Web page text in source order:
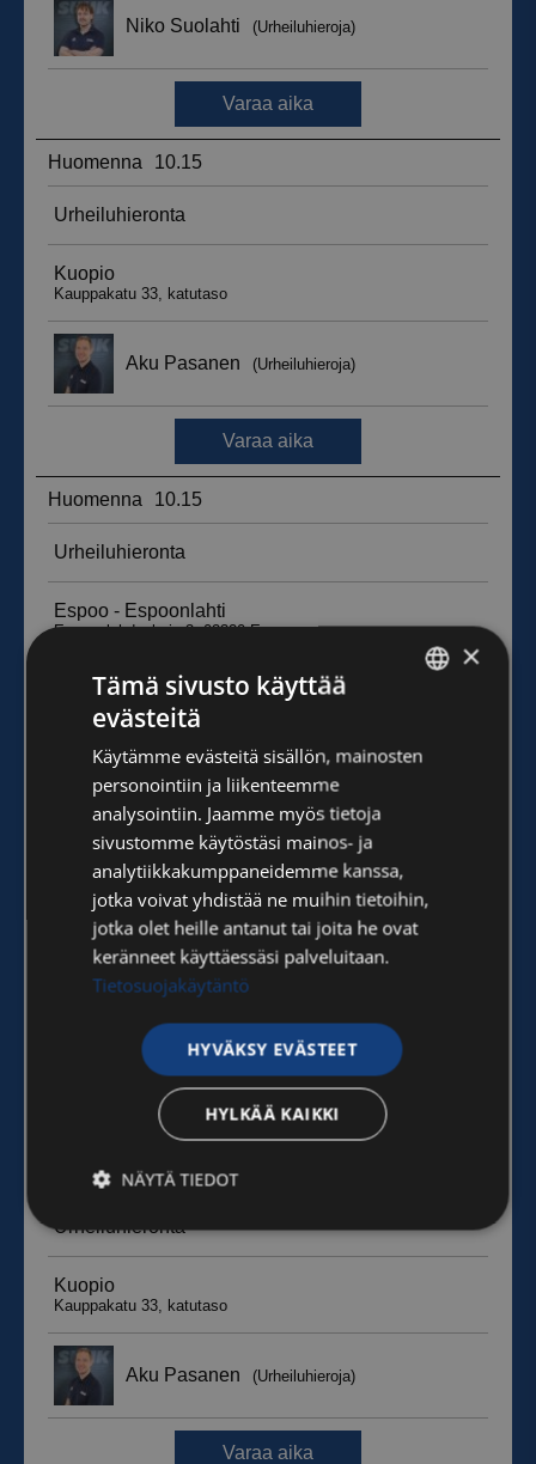
ENGLISH
×
Tämä sivusto käyttää
evästeitä
Käytämme evästeitä sisällön, mainosten
personointiin ja liikenteemme
analysointiin. Jaamme myös tietoja
sivustomme käytöstäsi mainos- ja
analytiikkakumppaneidemme kanssa,
jotka voivat yhdistää ne muihin tietoihin,
jotka olet heille antanut tai joita he ovat
keränneet käyttäessäsi palveluitaan.
Tietosuojakäytäntö
HYVÄKSY EVÄSTEET
HYLKÄÄ KAIKKI
NÄYTÄ TIEDOT
Ehdottomasti
välttämättömät
Suorituskyvylliset
Luokittelemattomat